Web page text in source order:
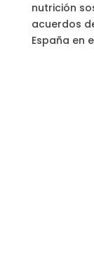
nutrición
acuerdos
España en